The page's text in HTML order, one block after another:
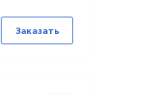
Заказать